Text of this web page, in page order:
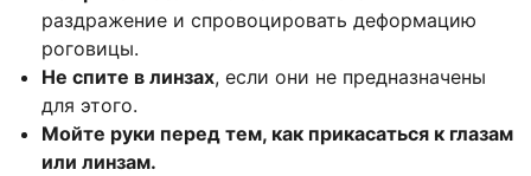
раздражение и спровоцировать деформацию
роговицы.
Не спите в линзах, если они не предназначены
для этого.
Мойте руки перед тем, как прикасаться к глазам
или линзам.